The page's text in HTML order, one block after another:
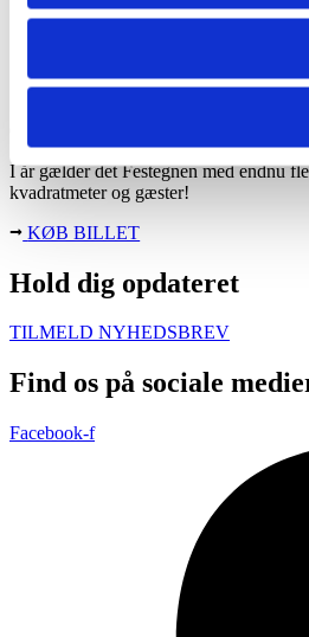
Så mange gæster var vi
I år gælder det Festegnen med endnu
kvadratmeter og gæster!
KØB BILLET
Hold dig opdateret
TILMELD NYHEDSBREV
Find os på sociale
Facebook-f